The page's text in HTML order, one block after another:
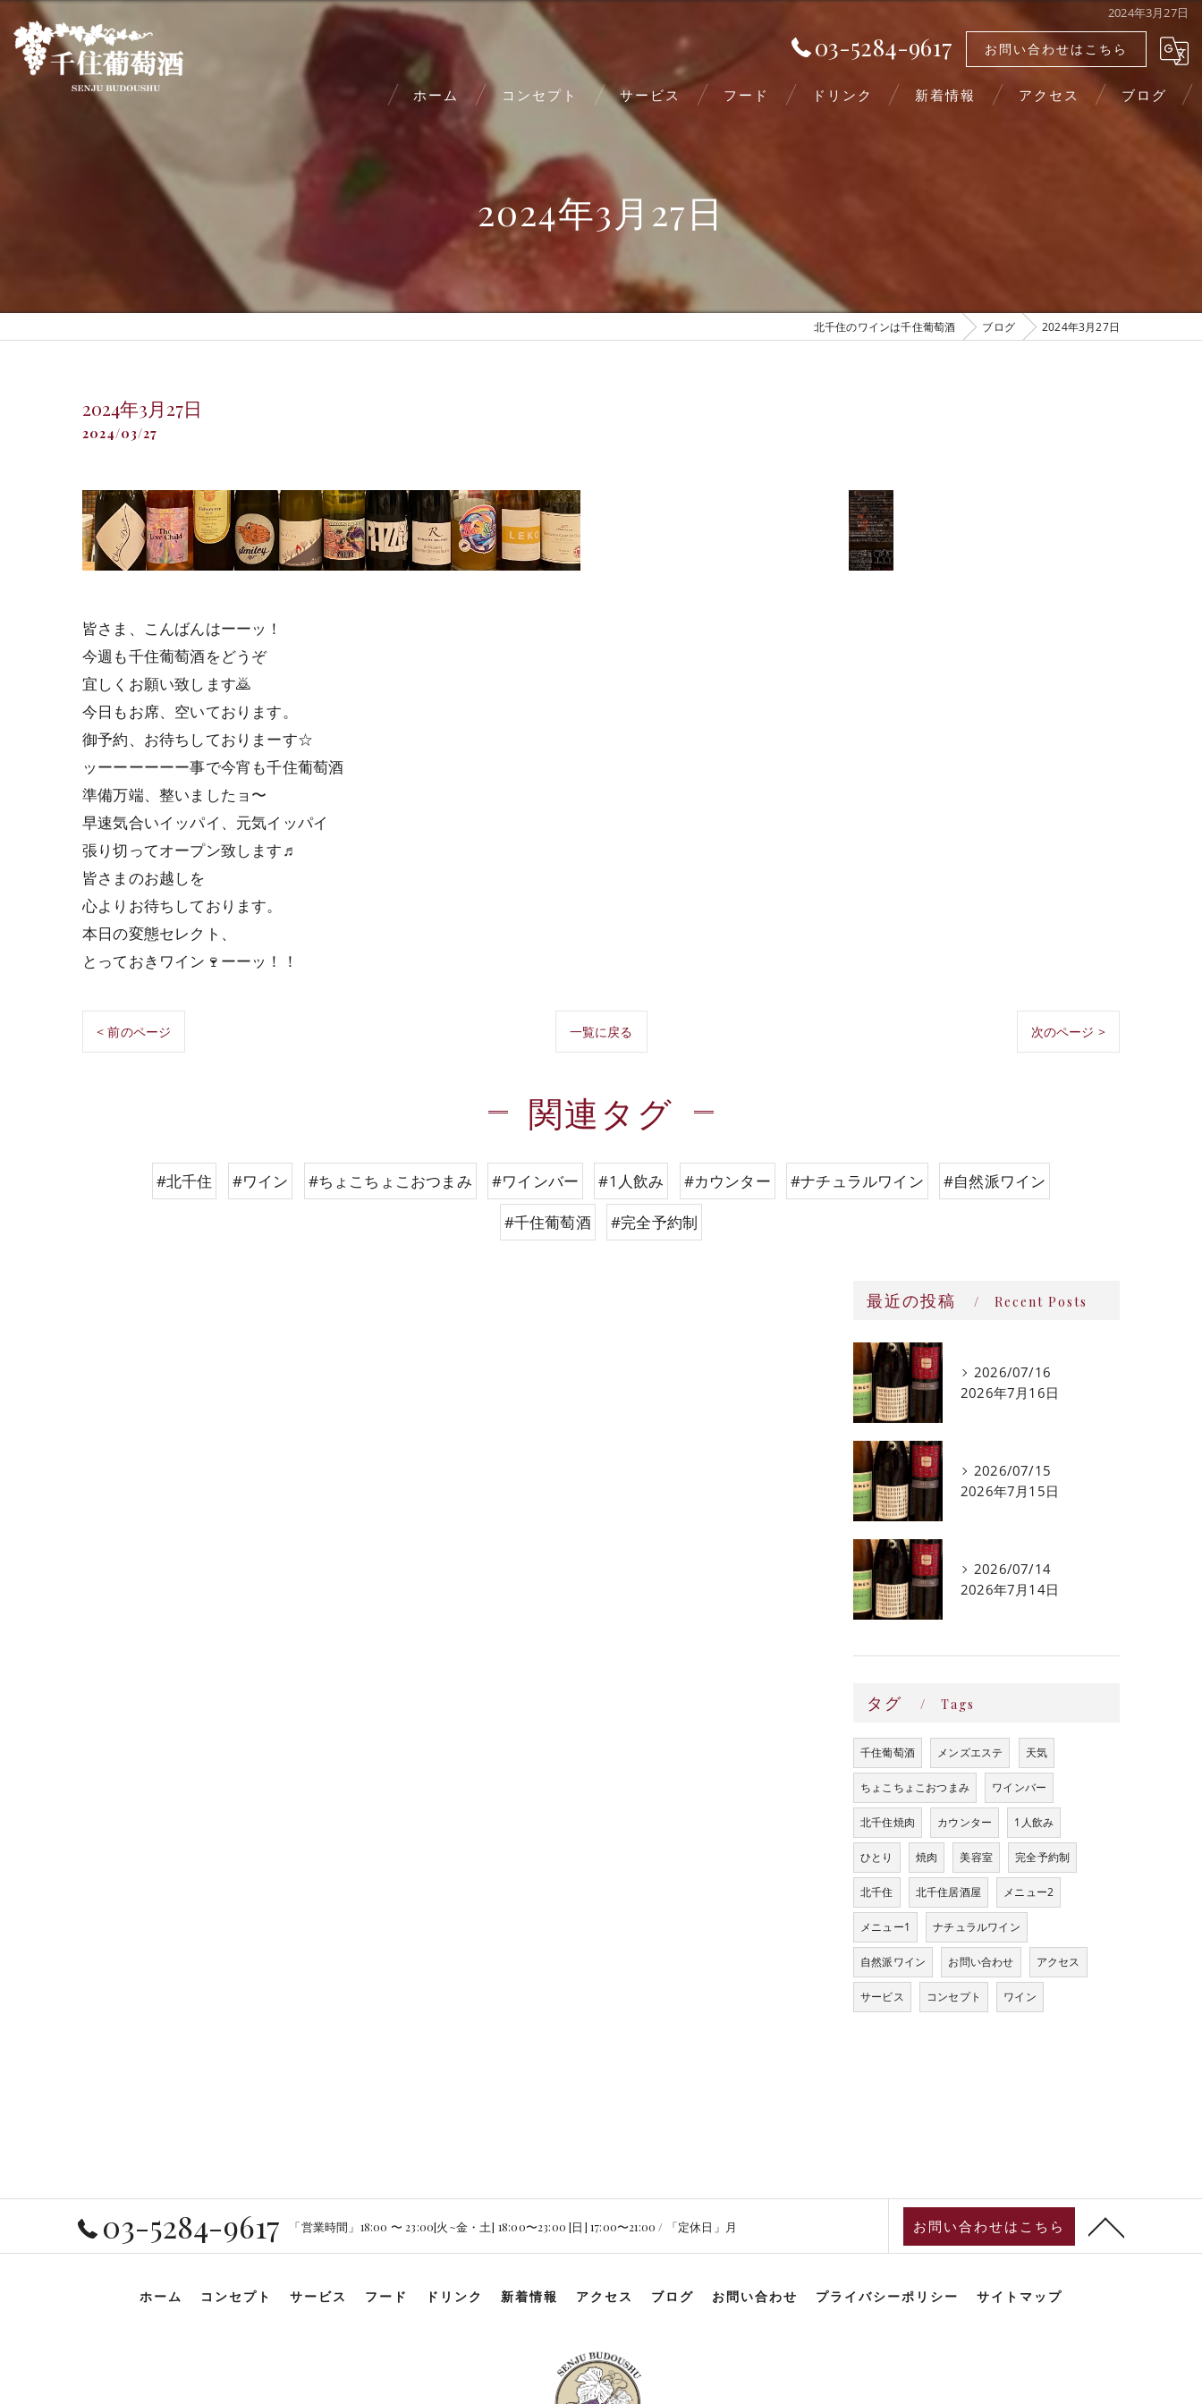
2024年3月27日
03-5284-9617 お問い合わせはこちら
ホーム コンセプト サービス フード ドリンク 新着情報 アクセス ブログ
2024年3月27日
北千住のワインは千住葡萄酒 ブログ 2024年3月27日
2024年3月27日
2024/03/27
皆さま、こんばんはーーッ！
今週も千住葡萄酒をどうぞ
宜しくお願い致します🙇
今日もお席、空いております。
御予約、お待ちしておりまーす☆
ッーーーーーー事で今宵も千住葡萄酒
準備万端、整いましたョ〜
早速気合いイッパイ、元気イッパイ
張り切ってオープン致します♬
皆さまのお越しを
心よりお待ちしております。
本日の変態セレクト、
とっておきワイン🍷ーーッ！！
< 前のページ 一覧に戻る 次のページ >
関連タグ
#北千住 #ワイン #ちょこちょこおつまみ #ワインバー #1人飲み #カウンター #ナチュラルワイン
#自然派ワイン
#千住葡萄酒
#完全予約制
最近の投稿 Recent Posts
2026/07/16
2026年7月16日
2026/07/15
2026年7月15日
2026/07/14
2026年7月14日
タグ Tags
千住葡萄酒 メンズエステ 天気
ちょこちょこおつまみ ワインバー
北千住焼肉 カウンター 1人飲み
ひとり 焼肉 美容室 完全予約制
北千住 北千住居酒屋 メニュー2
メニュー1 ナチュラルワイン
自然派ワイン お問い合わせ アクセス
サービス コンセプト ワイン
03-5284-9617 「営業時間」18:00 〜 23:00[火~金・土] 18:00〜23:00 [日] 17:00〜21:00 / 「定休日」月 お問い合わせはこちら
ホーム コンセプト サービス フード ドリンク 新着情報 アクセス ブログ お問い合わせ プライバシーポリシー サイトマップ